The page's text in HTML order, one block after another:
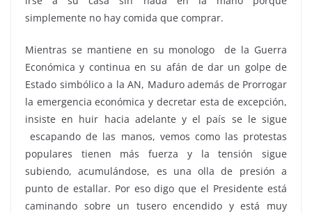
simplemente no hay comida que comprar.
Mientras se mantiene en su monologo de la Guerra
Económica y continua en su afán de dar un golpe de
Estado simbólico a la AN, Maduro además de Prorrogar
la emergencia económica y decretar esta de excepción,
insiste en huir hacia adelante y el país se le sigue
escapando de las manos, vemos como las protestas
populares tienen más fuerza y la tensión sigue
subiendo, acumulándose, es una olla de presión a
punto de estallar. Por eso digo que el Presidente está
caminando sobre un tusero encendido y está muy